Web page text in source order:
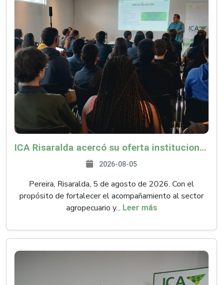
ICA Risaralda acercó su oferta institucional a productores y emprendedores en Expocamello
2026-08-05
Pereira, Risaralda, 5 de agosto de 2026. Con el
propósito de fortalecer el acompañamiento al sector
agropecuario y... Leer más